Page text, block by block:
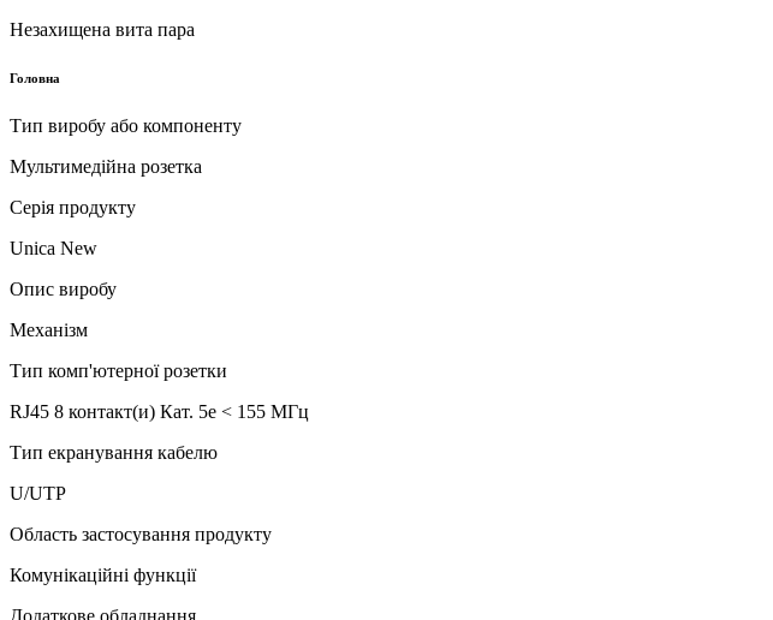
Незахищена вита пара
Головна
Тип виробу або компоненту
Мультимедійна розетка
Серія продукту
Unica New
Опис виробу
Механізм
Тип комп'ютерної розетки
RJ45 8 контакт(и) Кат. 5e < 155 МГц
Тип екранування кабелю
U/UTP
Область застосування продукту
Комунікаційні функції
Додаткове обладнання